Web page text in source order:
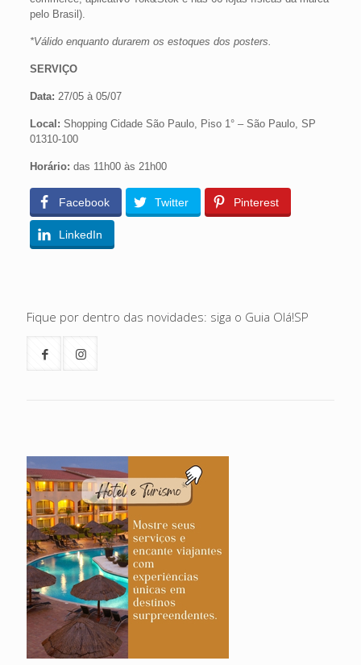
pelo Brasil).
*Válido enquanto durarem os estoques dos posters.
SERVIÇO
Data: 27/05 à 05/07
Local: Shopping Cidade São Paulo, Piso 1° – São Paulo, SP
01310-100
Horário: das 11h00 às 21h00
Facebook Twitter Pinterest
LinkedIn
Fique por dentro das novidades: siga o Guia Olá!SP